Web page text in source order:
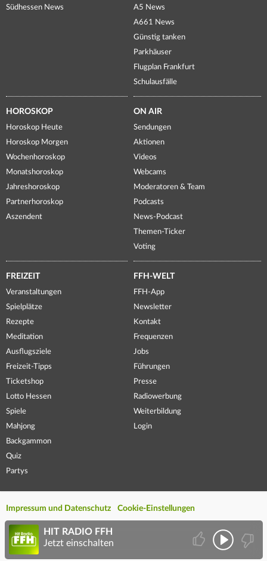
Südhessen News
A5 News
A661 News
Günstig tanken
Parkhäuser
Flugplan Frankfurt
Schulausfälle
HOROSKOP
Horoskop Heute
Horoskop Morgen
Wochenhoroskop
Monatshoroskop
Jahreshoroskop
Partnerhoroskop
Aszendent
ON AIR
Sendungen
Aktionen
Videos
Webcams
Moderatoren & Team
Podcasts
News-Podcast
Themen-Ticker
Voting
FREIZEIT
Veranstaltungen
Spielplätze
Rezepte
Meditation
Ausflugsziele
Freizeit-Tipps
Ticketshop
Lotto Hessen
Spiele
Mahjong
Backgammon
Quiz
Partys
FFH-WELT
FFH-App
Newsletter
Kontakt
Frequenzen
Jobs
Führungen
Presse
Radiowerbung
Weiterbildung
Login
Impressum und Datenschutz Cookie-Einstellungen
HIT RADIO FFH
Jetzt einschalten